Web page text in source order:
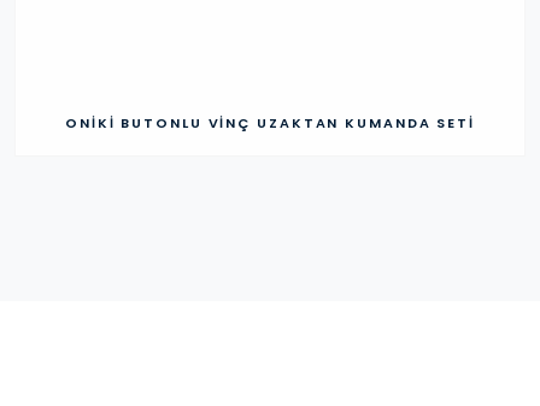
ONIKI BUTONLU VINÇ UZAKTAN KUMANDA SETI